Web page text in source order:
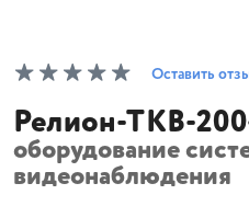
Оставить
Релион-ТКВ-
оборудование
видеонаблюдения